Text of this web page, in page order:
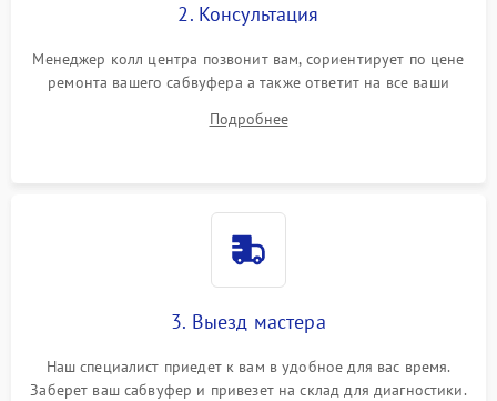
2. Консультация
Менеджер колл центра позвонит вам, сориентирует по цене
ремонта вашего сабвуфера а также ответит на все ваши
Подробнее
3. Выезд мастера
Наш специалист приедет к вам в удобное для вас время.
Заберет ваш сабвуфер и привезет на склад для диагностики.